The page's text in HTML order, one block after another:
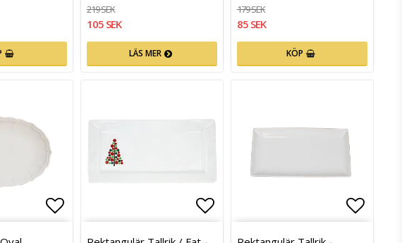
219 SEK
105 SEK
LÄS MER
179 SEK
85 SEK
KÖP
Lägg till i favoritlistanLägg till i favoritlistan